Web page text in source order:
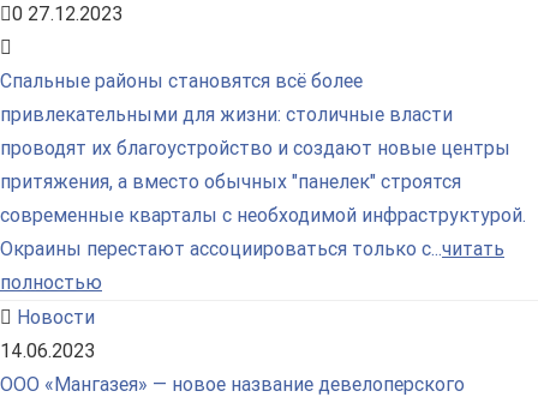
0 27.12.2023
Спальные районы становятся всё более
привлекательными для жизни: столичные власти
проводят их благоустройство и создают новые центры
притяжения, а вместо обычных "панелек" строятся
современные кварталы с необходимой инфраструктурой.
Окраины перестают ассоциироваться только с...читать
полностью
Новости
14.06.2023
ООО «Мангазея» — новое название девелоперского